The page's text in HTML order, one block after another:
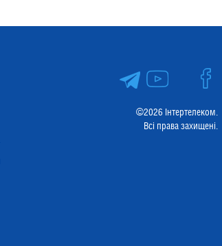
©2026 Інтертелеком.
Всі права захищені.